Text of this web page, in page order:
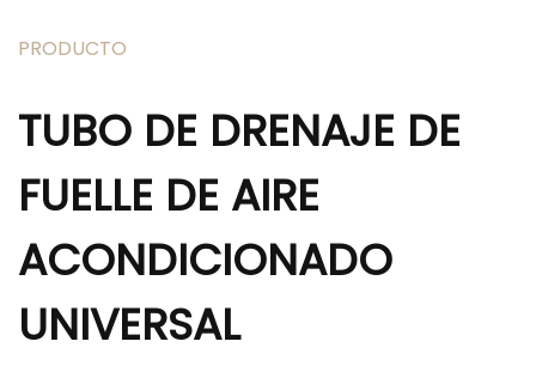
PRODUCTO
TUBO DE DRENAJE DE
FUELLE DE AIRE
ACONDICIONADO
UNIVERSAL